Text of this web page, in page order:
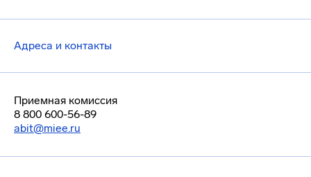
Адреса и контакты
Приемная комиссия
8 800 600-56-89
abit@miee.ru